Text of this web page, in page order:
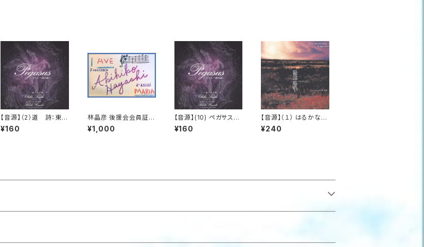
【音源】（2）道 詩：東山
魁夷_ペガサス
¥160
林晶彦 後援会会員証_v
er.02
¥1,000
【音源】(10) ペガサス
Vocalise_ペガサス
¥160
【音源】（１） はるかな沈
黙の鳩_雅歌
¥240